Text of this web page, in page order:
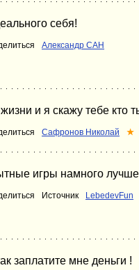
себя!
Александр САН
и я скажу тебе кто
Сафронов Николай ★
игры намного
Источник LebedevFun
заплатите мне деньги !